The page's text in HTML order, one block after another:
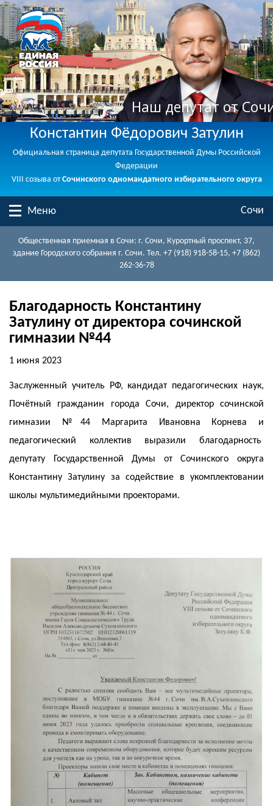
Наш депутат от
Константин Фёдорович Затулин
Официальная страница депутата Государственной Думы Российской
Федерации
VIII созыва отСочинского одномандатного избирательного округа
Меню Сочи
Общественная приемная в Сочи: г. Сочи, Курортный проспект, 37,
здание Городского собрания г. Сочи. Тел. +7 (918) 918-58-15, +7 (862)
262-36-78
Благодарность Константину
Затулину от директора сочинской
гимназии №44
1 июня 2023
Заслуженный учитель РФ, кандидат педагогических наук,
Почётный гражданин города Сочи, директор сочинской
гимназии №44 Маргарита Ивановна Корнева и
педагогический коллектив выразили благодарность
депутату Государственной Думы от Сочинского округа
Константину Затулину за содействие в укомплектовании
школы мультимедийными проекторами.